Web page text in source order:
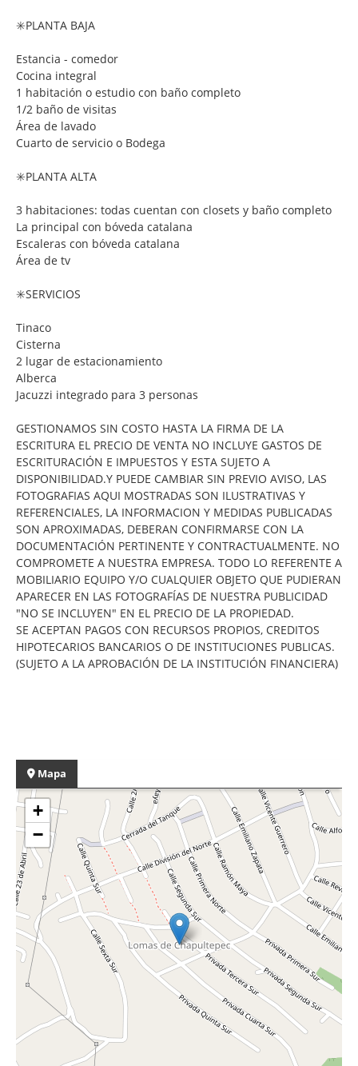
✳️PLANTA BAJA
Estancia - comedor
Cocina integral
1 habitación o estudio con baño completo
1/2 baño de visitas
Área de lavado
Cuarto de servicio o Bodega
✳️PLANTA ALTA
3 habitaciones: todas cuentan con closets y baño completo
La principal con bóveda catalana
Escaleras con bóveda catalana
Área de tv
✳️SERVICIOS
Tinaco
Cisterna
2 lugar de estacionamiento
Alberca
Jacuzzi integrado para 3 personas
GESTIONAMOS SIN COSTO HASTA LA FIRMA DE LA
ESCRITURA EL PRECIO DE VENTA NO INCLUYE GASTOS DE
ESCRITURACIÓN E IMPUESTOS Y ESTA SUJETO A
DISPONIBILIDAD.Y PUEDE CAMBIAR SIN PREVIO AVISO, LAS
FOTOGRAFIAS AQUI MOSTRADAS SON ILUSTRATIVAS Y
REFERENCIALES, LA INFORMACION Y MEDIDAS PUBLICADAS
SON APROXIMADAS, DEBERAN CONFIRMARSE CON LA
DOCUMENTACIÓN PERTINENTE Y CONTRACTUALMENTE. NO
COMPROMETE A NUESTRA EMPRESA. TODO LO REFERENTE A
MOBILIARIO EQUIPO Y/O CUALQUIER OBJETO QUE PUDIERAN
APARECER EN LAS FOTOGRAFÍAS DE NUESTRA PUBLICIDAD
"NO SE INCLUYEN" EN EL PRECIO DE LA PROPIEDAD.
SE ACEPTAN PAGOS CON RECURSOS PROPIOS, CREDITOS
HIPOTECARIOS BANCARIOS O DE INSTITUCIONES PUBLICAS.
(SUJETO A LA APROBACIÓN DE LA INSTITUCIÓN FINANCIERA)
Mapa
+
−